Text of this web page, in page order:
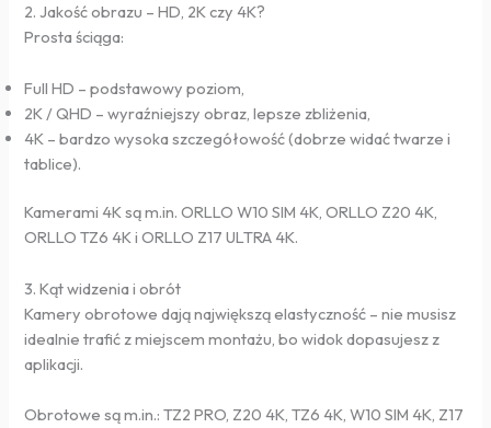
2. Jakość obrazu – HD, 2K czy 4K?
Prosta ściąga:
Full HD – podstawowy poziom,
2K / QHD – wyraźniejszy obraz, lepsze zbliżenia,
4K – bardzo wysoka szczegółowość (dobrze widać twarze i
tablice).
Kamerami 4K są m.in. ORLLO W10 SIM 4K, ORLLO Z20 4K,
ORLLO TZ6 4K i ORLLO Z17 ULTRA 4K.
3. Kąt widzenia i obrót
Kamery obrotowe dają największą elastyczność – nie musisz
idealnie trafić z miejscem montażu, bo widok dopasujesz z
aplikacji.
Obrotowe są m.in.: TZ2 PRO, Z20 4K, TZ6 4K, W10 SIM 4K, Z17